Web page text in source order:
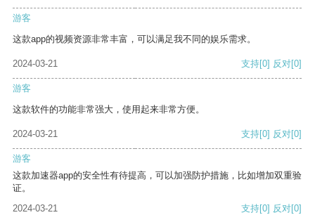
游客
这款app的视频资源非常丰富，可以满足我不同的娱乐需求。
2024-03-21 支持[0] 反对[0]
游客
这款软件的功能非常强大，使用起来非常方便。
2024-03-21 支持[0] 反对[0]
游客
这款加速器app的安全性有待提高，可以加强防护措施，比如增加双重验
证。
2024-03-21
支持[0] 反对[0]